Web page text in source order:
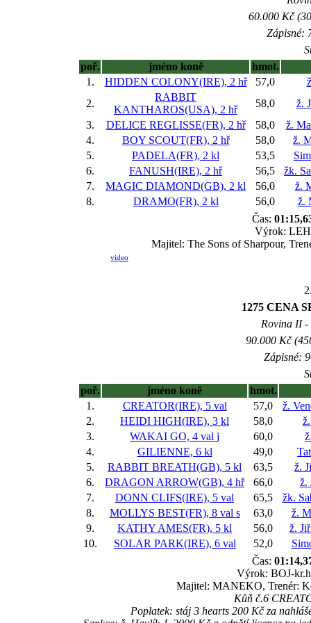
60.000 Kč
Zápisné:
poř.
jméno koně
hmot.
1.
HIDDEN COLONY(IRE), 2 hř 57,0
2.
RABBIT
KANTHAROS(USA), 2 hř
58,0
ž.
3.
DELICE REGLISSE(FR), 2 hř 58,0
ž.
4.
BOY SCOUT(FR), 2 hř 58,0
ž.
5.
PADELA(FR), 2 kl 53,5
6.
FANUSH(IRE), 2 hř 56,5
žk.
7.
MAGIC DIAMOND(GB), 2 kl 56,0
ž.
8.
DRAMO(FR), 2 kl 56,0
ž.
Čas:
Výrok:
Majitel: The Sons of Sharpour,
video
1275 CENA
Rovina II -
90.000 Kč
Zápisné:
poř.
jméno koně
hmot.
1.
CREATOR(IRE), 5 val 57,0
ž.
2.
HEIDI HIGH(IRE), 3 kl 58,0
3.
WAKAI GO, 4 val j 60,0
4.
GILIENNE, 6 kl 49,0
5.
RABBIT BREATH(GB), 5 kl 63,5
ž.
6.
DRAGON ARROW(GB), 4 hř 66,0
ž.
7.
DONN CLIFS(IRE), 5 val 65,5
žk.
8.
MOLLYS BEST(FR), 8 val s 63,0
ž.
9.
KATHY AMES(FR), 5 kl 56,0
ž.
10.
SOLAR PARK(IRE), 6 val 52,0
Čas:
Výrok: BOJ-
Majitel: MANEKO, Trenér:
Kůň č.6
Poplatek: stáj 3 hearts 200 Kč za